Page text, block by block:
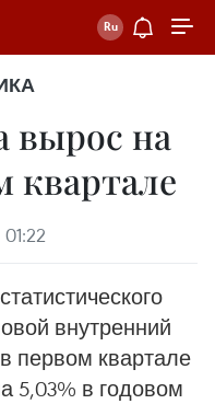
вырос на
квартале
внутренний
первом квартале
5,03% в годовом